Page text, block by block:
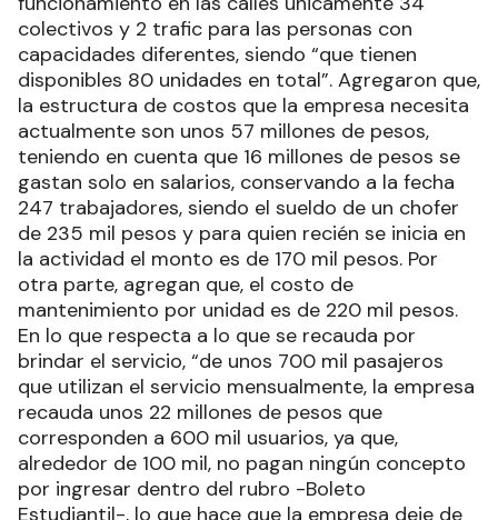
colectivos y 2 trafic para las personas con
capacidades diferentes, siendo “que tienen
disponibles 80 unidades en total”. Agregaron que,
la estructura de costos que la empresa necesita
actualmente son unos 57 millones de pesos,
teniendo en cuenta que 16 millones de pesos se
gastan solo en salarios, conservando a la fecha
247 trabajadores, siendo el sueldo de un chofer
de 235 mil pesos y para quien recién se inicia en
la actividad el monto es de 170 mil pesos. Por
otra parte, agregan que, el costo de
mantenimiento por unidad es de 220 mil pesos.
En lo que respecta a lo que se recauda por
brindar el servicio, “de unos 700 mil pasajeros
que utilizan el servicio mensualmente, la empresa
recauda unos 22 millones de pesos que
corresponden a 600 mil usuarios, ya que,
alrededor de 100 mil, no pagan ningún concepto
por ingresar dentro del rubro -Boleto
Estudiantil-, lo que hace que la empresa deje de